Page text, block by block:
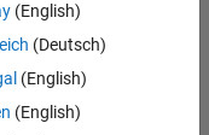
(English)
(Deutsch)
(English)
(English)Website auswählen
Deutschland